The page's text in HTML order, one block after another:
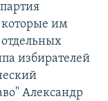
которые им
избирателей
Александр